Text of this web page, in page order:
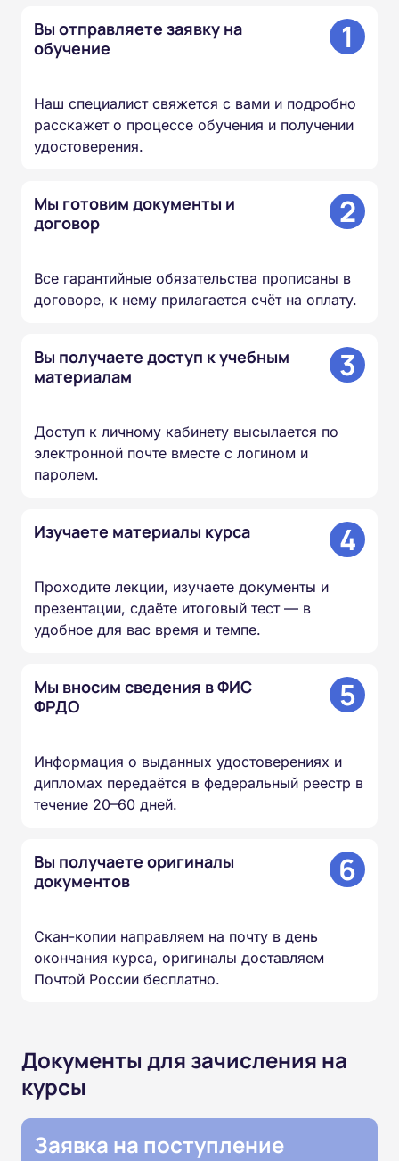
Вы отправляете заявку на
обучение
1
Наш специалист свяжется с вами и подробно
расскажет о процессе обучения и получении
удостоверения.
Мы готовим документы и
договор
2
Все гарантийные обязательства прописаны в
договоре, к нему прилагается счёт на оплату.
Вы получаете доступ к учебным
материалам
3
Доступ к личному кабинету высылается по
электронной почте вместе с логином и
паролем.
Изучаете материалы курса 4
Проходите лекции, изучаете документы и
презентации, сдаёте итоговый тест — в
удобное для вас время и темпе.
Мы вносим сведения в ФИС
ФРДО
5
Информация о выданных удостоверениях и
дипломах передаётся в федеральный реестр в
течение 20–60 дней.
Вы получаете оригиналы
документов
6
Скан-копии направляем на почту в день
окончания курса, оригиналы доставляем
Почтой России бесплатно.
Документы для зачисления на
курсы
Заявка на поступление